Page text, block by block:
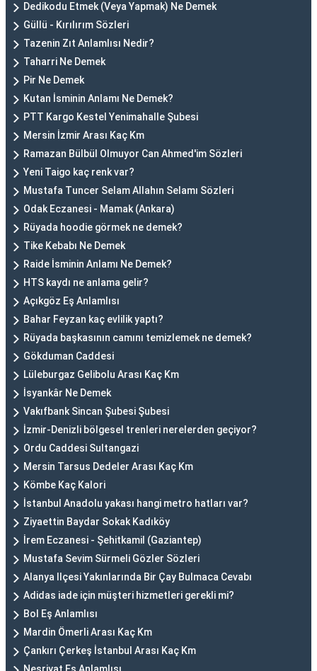
Dedikodu Etmek (Veya Yapmak) Ne Demek
Güllü - Kırılırım Sözleri
Tazenin Zıt Anlamlısı Nedir?
Taharri Ne Demek
Pir Ne Demek
Kutan İsminin Anlamı Ne Demek?
PTT Kargo Kestel Yenimahalle Şubesi
Mersin İzmir Arası Kaç Km
Ramazan Bülbül Olmuyor Can Ahmed'im Sözleri
Yeni Taigo kaç renk var?
Mustafa Tuncer Selam Allahın Selamı Sözleri
Odak Eczanesi - Mamak (Ankara)
Rüyada hoodie görmek ne demek?
Tike Kebabı Ne Demek
Raide İsminin Anlamı Ne Demek?
HTS kaydı ne anlama gelir?
Açıkgöz Eş Anlamlısı
Bahar Feyzan kaç evlilik yaptı?
Rüyada başkasının camını temizlemek ne demek?
Gökduman Caddesi
Lüleburgaz Gelibolu Arası Kaç Km
İsyankâr Ne Demek
Vakıfbank Sincan Şubesi Şubesi
İzmir-Denizli bölgesel trenleri nerelerden geçiyor?
Ordu Caddesi Sultangazi
Mersin Tarsus Dedeler Arası Kaç Km
Kömbe Kaç Kalori
İstanbul Anadolu yakası hangi metro hatları var?
Ziyaettin Baydar Sokak Kadıköy
İrem Eczanesi - Şehitkamil (Gaziantep)
Mustafa Sevim Sürmeli Gözler Sözleri
Alanya Ilçesi Yakınlarında Bir Çay Bulmaca Cevabı
Adidas iade için müşteri hizmetleri gerekli mi?
Bol Eş Anlamlısı
Mardin Ömerli Arası Kaç Km
Çankırı Çerkeş İstanbul Arası Kaç Km